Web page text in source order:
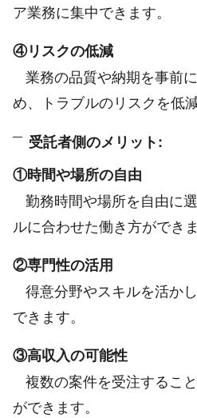
ア業務に集中できます。
④リスクの低減
業務の品質や納期を事前
め、トラブルのリスクを低
受託者側のメリット:
①時間や場所の自由
勤務時間や場所を自由に
ルに合わせた働き方ができま
②専門性の活用
得意分野やスキルを活か
できます。
③高収入の可能性
複数の案件を受注するこ
ができます。